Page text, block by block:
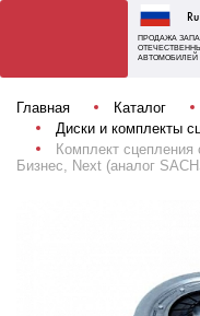
Ru
ПРОДАЖА
АВТОМОБИЛЕЙ
Главная Каталог
Диски и комплекты
Комплект
Бизнес, Next (аналог